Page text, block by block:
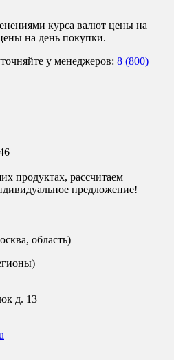
курса валют цены на
на день покупки.
у менеджеров: 8 (800)
продуктах, рассчитаем
предложение!
область)
д. 13